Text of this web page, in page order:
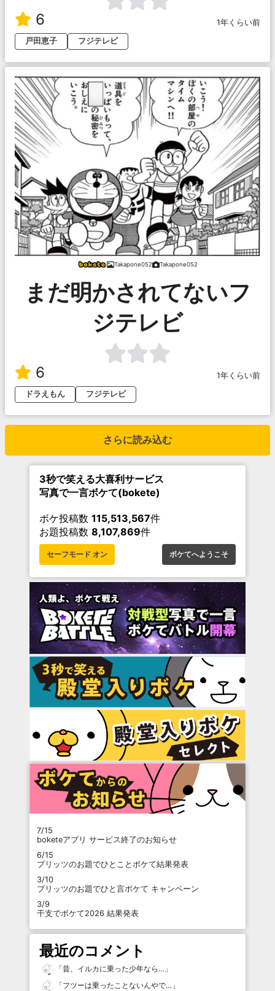
6
1年くらい前
戸田恵子
フジテレビ
Takapone052 Takapone052
まだ明かされてないフ
ジテレビ
6
1年くらい前
ドラえもん
フジテレビ
さらに読み込む
3秒で笑える大喜利サービス
写真で一言ボケて(bokete)
ボケ投稿数 115,513,567件
お題投稿数 8,107,869件
セーフモード オン ボケてへようこそ
7/15
boketeアプリ サービス終了のお知らせ
6/15
プリッツのお題でひとことボケて結果発表
3/10
プリッツのお題でひと言ボケて キャンペーン
3/9
干支でボケて2026 結果発表
最近のコメント
「昔、イルカに乗った少年なら… 」
「フツーは乗ったことないんやで… 」